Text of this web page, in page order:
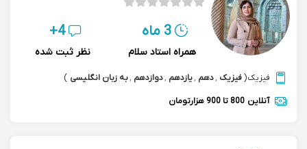
3 ماه
همراه استاد سلام
4+
نظر ثبت شده
فیزیک(فیزیک ,دهم ,یازدهم ,دوازدهم ,به زبان انگلیسی )
آنلاین 800 تا 900 هزارتومان